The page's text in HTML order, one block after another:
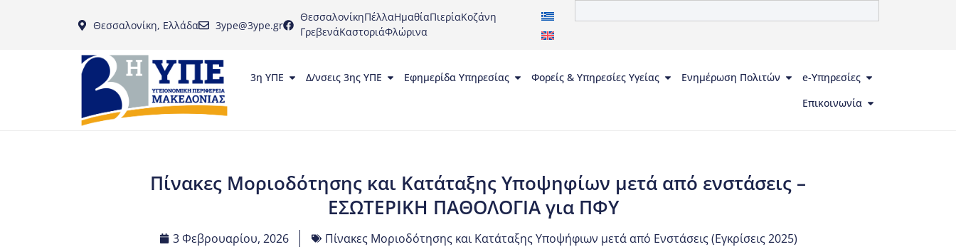
Θεσσαλονίκη, Ελλάδα 3ype@3ype.gr
ΘεσσαλονίκηΠέλλαΗμαθίαΠιερίαΚοζάνη
ΓρεβενάΚαστοριάΦλώρινα
3η ΥΠΕ Δ/νσεις 3ης ΥΠΕ Εφημερίδα Υπηρεσίας Φορείς & Υπηρεσίες Υγείας Ενημέρωση Πολιτών
e-Υπηρεσίες
Επικοινωνία
Πίνακες Μοριοδότησης και Κατάταξης Υποψηφίων μετά από ενστάσεις –
ΕΣΩΤΕΡΙΚΗ ΠΑΘΟΛΟΓΙΑ για ΠΦΥ
3 Φεβρουαρίου, 2026 Πίνακες Μοριοδότησης και Κατάταξης Υποψήφιων μετά από Ενστάσεις (Εγκρίσεις 2025)